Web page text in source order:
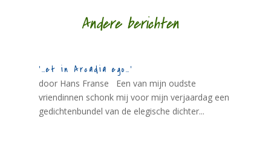
Andere berichten
‘…et in Arcadia ego…’
door Hans Franse Een van mijn oudste
vriendinnen schonk mij voor mijn verjaardag een
gedichtenbundel van de elegische dichter...